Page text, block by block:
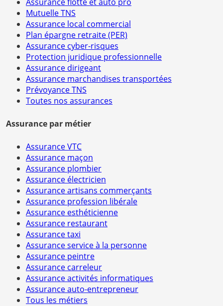
Mutuelle TNS
Assurance local commercial
Plan épargne retraite (PER)
Assurance cyber-risques
Protection juridique professionnelle
Assurance dirigeant
Assurance marchandises transportées
Prévoyance TNS
Toutes nos assurances
Assurance par métier
Assurance VTC
Assurance maçon
Assurance plombier
Assurance électricien
Assurance artisans commerçants
Assurance profession libérale
Assurance esthéticienne
Assurance restaurant
Assurance taxi
Assurance service à la personne
Assurance peintre
Assurance carreleur
Assurance activités informatiques
Assurance auto-entrepreneur
Tous les métiers